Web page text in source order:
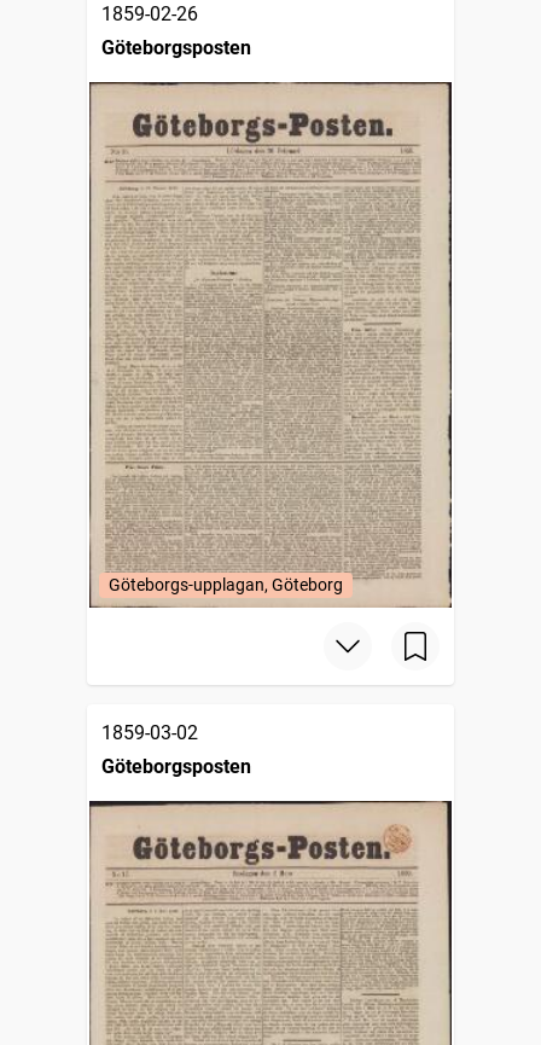
1859-02-26
Göteborgsposten
Göteborgs-upplagan, Göteborg
1859-03-02
Göteborgsposten